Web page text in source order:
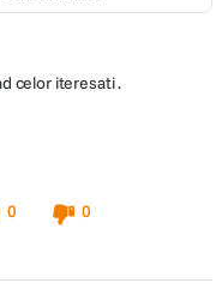
celor iteresati .
0
0